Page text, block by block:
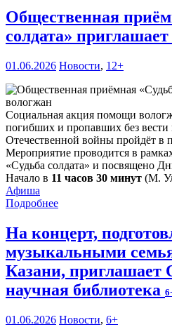
Общественная
солдата»
01.06.2026 Новости, 12+
Социальная акция помощи
погибших и пропавших без вести
Отечественной войны пройдёт в
Мероприятие проводится в
«Судьба солдата» и посвящено
Начало в 11 часов 30 минут (М.
Афиша
Подробнее
На концерт,
музыкальными
Казани, приглашает
научная библиотека
01.06.2026 Новости, 6+